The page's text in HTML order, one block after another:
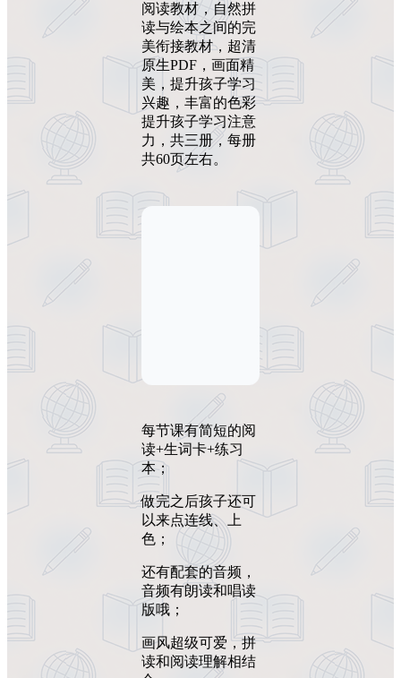
阅读教材，自然拼
读与绘本之间的完
美衔接教材，超清
原生PDF，画面精
美，提升孩子学习
兴趣，丰富的色彩
提升孩子学习注意
力，共三册，每册
共60页左右。
每节课有简短的阅
读+生词卡+练习
本；
做完之后孩子还可
以来点连线、上
色；
还有配套的音频，
音频有朗读和唱读
版哦；
画风超级可爱，拼
读和阅读理解相结